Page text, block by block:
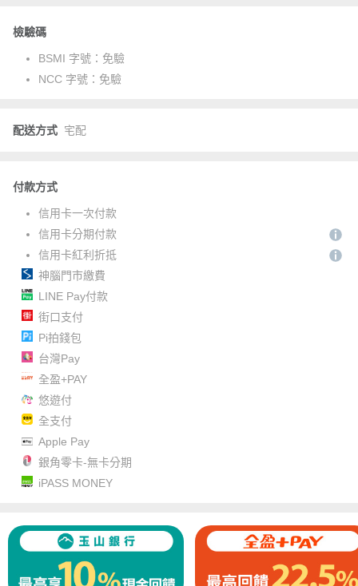
檢驗碼
BSMI 字號： 免驗
NCC 字號： 免驗
配送方式 宅配
付款方式
信用卡一次付款
信用卡分期付款
信用卡紅利折抵
神腦門市繳費
LINE Pay付款
街口支付
Pi拍錢包
台灣Pay
全盈+PAY
悠遊付
全支付
Apple Pay
銀角零卡-無卡分期
iPASS MONEY